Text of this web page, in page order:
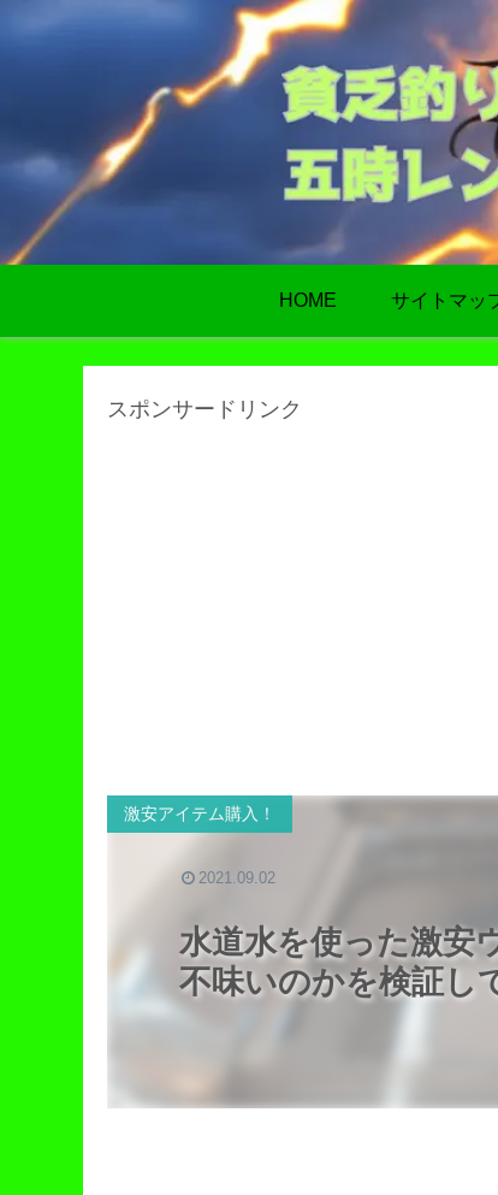
HOME サイトマッ
スポンサードリンク
水道水を使った激安
不味いのかを検証し
激安アイテム購入！
2021.09.02